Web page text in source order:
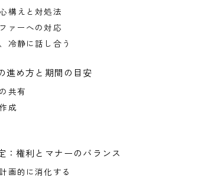
構えと対処法
ァーへの対応
冷静に話し合う
進め方と期間の目安
共有
成
：権利とマナーのバランス
画的に消化する